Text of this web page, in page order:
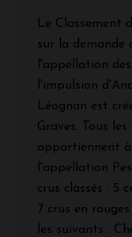
Le Classement
sur la demande
l'appellation
l'impulsion
Léognan est
Graves. Tous
appartiennent à
l'appellation
crus classés : 5
7 crus en
les suivants :